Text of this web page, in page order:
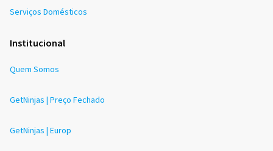
Serviços Domésticos
Institucional
Quem Somos
GetNinjas | Preço Fechado
GetNinjas | Europ